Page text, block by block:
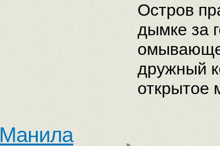
Остров
дымке за
дружный
открытое